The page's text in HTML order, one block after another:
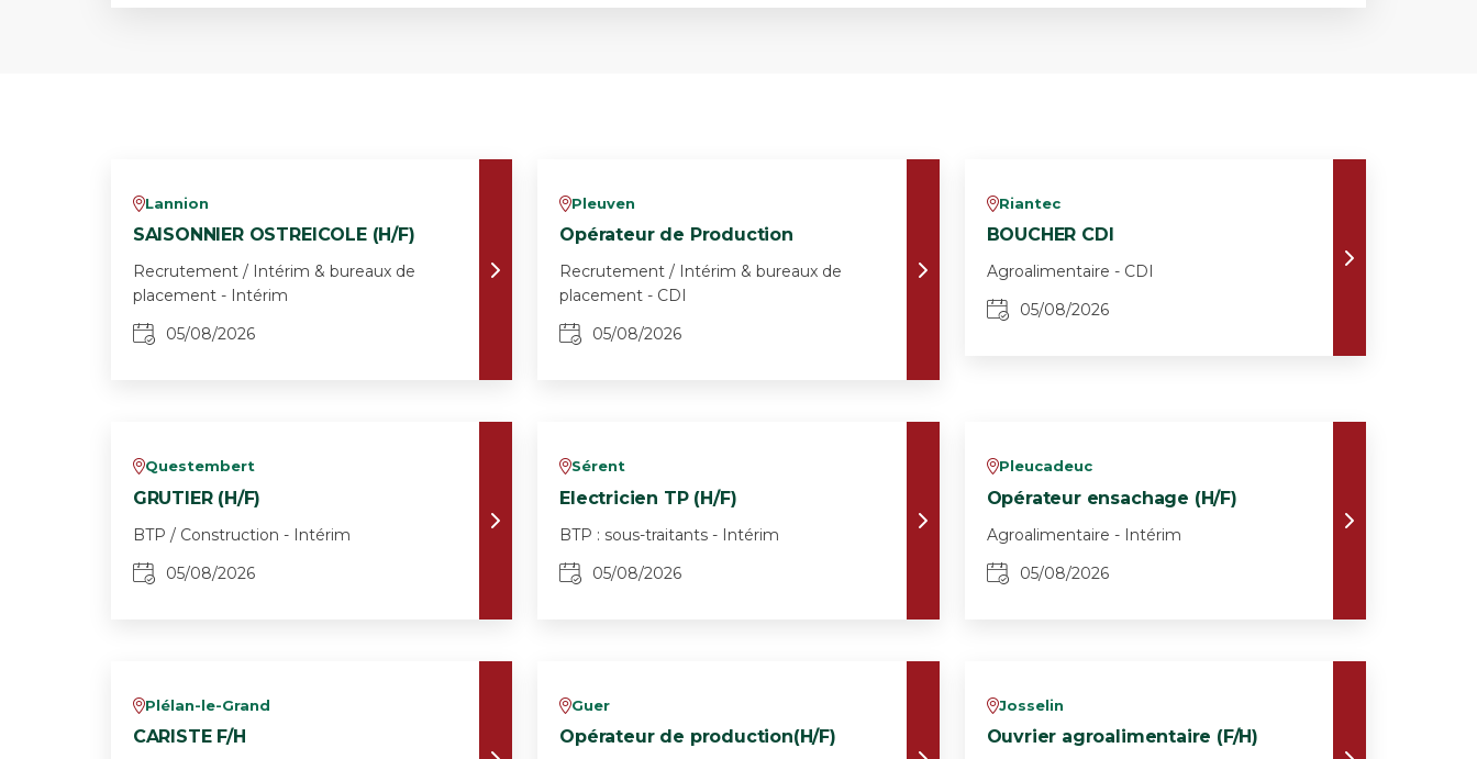
vLannion
SAISONNIER OSTREICOLE (H/F)
Recrutement / Intérim & bureaux de
placement - Intérim
05/08/2026
vPleuven
Opérateur de Production
Recrutement / Intérim & bureaux de
placement - CDI
05/08/2026
vRiantec
BOUCHER CDI
Agroalimentaire - CDI
05/08/2026
vQuestembert
GRUTIER (H/F)
BTP / Construction - Intérim
05/08/2026
vSérent
Electricien TP (H/F)
BTP : sous-traitants - Intérim
05/08/2026
vPleucadeuc
Opérateur ensachage (H/F)
Agroalimentaire - Intérim
05/08/2026
vPlélan-le-Grand
CARISTE F/H
vGuer
Opérateur de production(H/F)
vJosselin
Ouvrier agroalimentaire (F/H)